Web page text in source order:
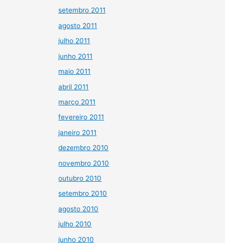
setembro 2011
agosto 2011
julho 2011
junho 2011
maio 2011
abril 2011
março 2011
fevereiro 2011
janeiro 2011
dezembro 2010
novembro 2010
outubro 2010
setembro 2010
agosto 2010
julho 2010
junho 2010